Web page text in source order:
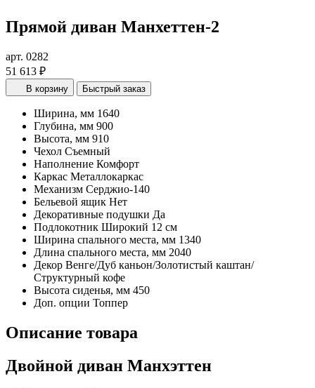
Прямой диван Манхеттен-2
арт. 0282
51 613 ₽
В корзину Быстрый заказ
Ширина, мм 1640
Глубина, мм 900
Высота, мм 910
Чехол Съемный
Наполнение Комфорт
Каркас Металлокаркас
Механизм Серджио-140
Бельевой ящик Нет
Декоративные подушки Да
Подлокотник Широкий 12 см
Ширина спального места, мм 1340
Длина спального места, мм 2040
Декор Венге/Дуб каньон/Золотистый каштан/
Структурный кофе
Высота сиденья, мм 450
Доп. опции Топпер
Описание товара
Двойной диван Манхэттен